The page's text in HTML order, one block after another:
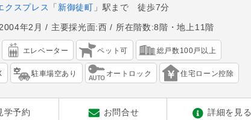
クスプレス
「 新御徒町 」駅まで 徒歩7分
年2月 主要採光面:西 所在階数:8階・地上11階
エレベーター ペット可 総戸数100戸以上
駐車場空あり オートロック 住宅ローン控除
学予約 お問合せ 詳細を見る